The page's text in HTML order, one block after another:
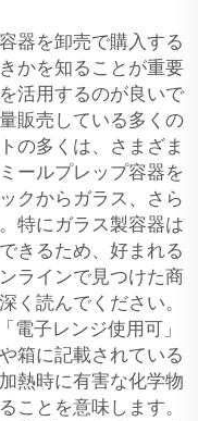
器を卸売で購入する
かを知ることが重要
活用するのが良いで
販売している多くの
の多くは、さまざま
ールプレップ容器を
クからガラス、さら
特にガラス製容器は
きるため、好まれる
ラインで見つけた商
く読んでください。
電子レンジ使用可」
箱に記載されている
熱時に有害な化学物
ことを意味します。